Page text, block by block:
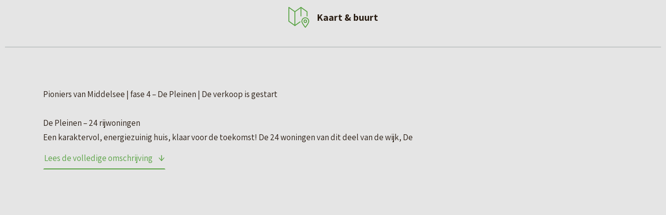
Kaart & buurt
Pioniers van Middelsee | fase 4 – De Pleinen | De verkoop is gestart
De Pleinen – 24 rijwoningen
Een karaktervol, energiezuinig huis, klaar voor de toekomst! De 24 woningen van dit deel van de wijk, De
Feart. Wat ze gemeen hebben: een fijne indeling met openslaande deuren naar de achtertuin. Een vriendelijk
Lees de volledige omschrijving